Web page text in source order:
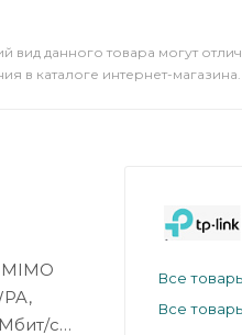
вид данного товара могут
в каталоге интернет-магазина.
Все
Все